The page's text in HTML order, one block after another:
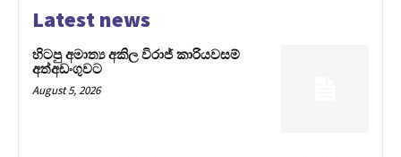
Latest news
හිටපු අමාත්‍ය අකිල විරාජ් කාරියවසම්
අත්අඩංගුවට
August 5, 2026